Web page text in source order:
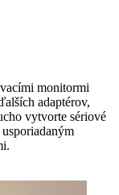
monitormi
adaptérov,
vytvorte sériové